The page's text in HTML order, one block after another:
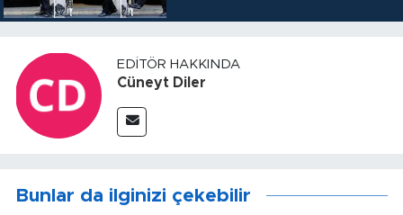
EDITÖR HAKKINDA
Cüneyt Diler
Bunlar da ilginizi çekebilir